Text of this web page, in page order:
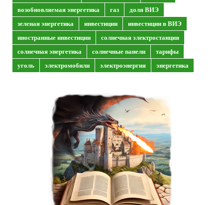
возобновляемая энергетика
газ
доля ВИЭ
зеленая энергетика
инвестиции
инвестиции в ВИЭ
иностранные инвестиции
солнечная электростанция
солнечная энергетика
солнечные панели
тарифы
уголь
электромобили электроэнергия энергетика